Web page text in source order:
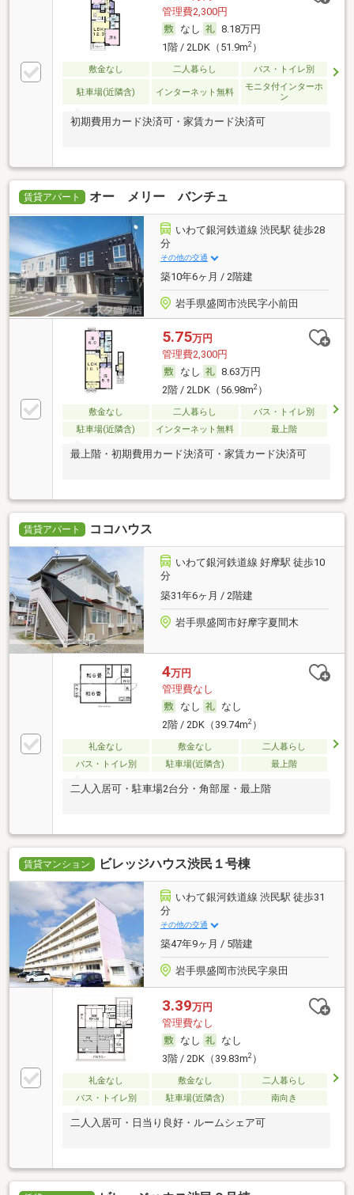
管理費2,300円
なし
8.18万円
1階 / 2LDK（51.9m2）
敷金なし 二人暮らし バス・トイレ別
駐車場(近隣含) インターネット無料
モニタ付インターホ
ン
初期費用カード決済可・家賃カード決済可
賃貸アパート オー メリー バンチュ
いわて銀河鉄道線 渋民駅 徒歩28
分
その他の交通
築10年6ヶ月 / 2階建
岩手県盛岡市渋民字小前田
5.75万円
管理費2,300円
なし
8.63万円
2階 / 2LDK（56.98m2）
敷金なし 二人暮らし
バス・トイレ別
駐車場(近隣含)
インターネット無料 最上階
最上階・初期費用カード決済可・家賃カード決済可
賃貸アパート ココハウス
いわて銀河鉄道線 好摩駅 徒歩10
分
築31年6ヶ月 / 2階建
岩手県盛岡市好摩字夏間木
4万円
管理費なし
なし
なし
2階 / 2DK（39.74m2）
礼金なし 敷金なし
二人暮らし
バス・トイレ別
駐車場(近隣含) 最上階
二人入居可・駐車場2台分・角部屋・最上階
賃貸マンション ビレッジハウス渋民１号棟
いわて銀河鉄道線 渋民駅 徒歩31
分
その他の交通
築47年9ヶ月 / 5階建
岩手県盛岡市渋民字泉田
3.39万円
管理費なし
なし
なし
3階 / 2DK（39.83m2）
礼金なし 敷金なし
二人暮らし
バス・トイレ別
駐車場(近隣含) 南向き
二人入居可・日当り良好・ルームシェア可